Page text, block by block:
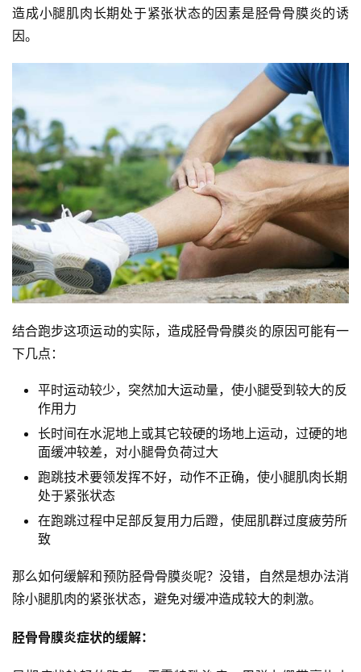
比
观
察
装
备
造成小腿肌肉长期处于紧张状态的因素是胫骨骨膜炎的诱
因。
结合跑步这项运动的实际，造成胫骨骨膜炎的原因可能有一
下几点：
平时运动较少，突然加大运动量，使小腿受到较大的反
作用力
长时间在水泥地上或其它较硬的场地上运动，过硬的地
面缓冲较差，对小腿骨负荷过大
跑跳技术要领发挥不好，动作不正确，使小腿肌肉长期
处于紧张状态
在跑跳过程中足部反复用力后蹬，使屈肌群过度疲劳所
致
那么如何缓解和预防胫骨骨膜炎呢？没错，自然是想办法消
除小腿肌肉的紧张状态，避免对缓冲造成较大的刺激。
胫骨骨膜炎症状的缓解：